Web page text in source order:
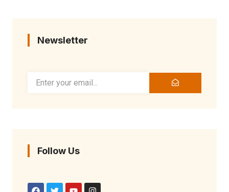
Newsletter
Follow Us